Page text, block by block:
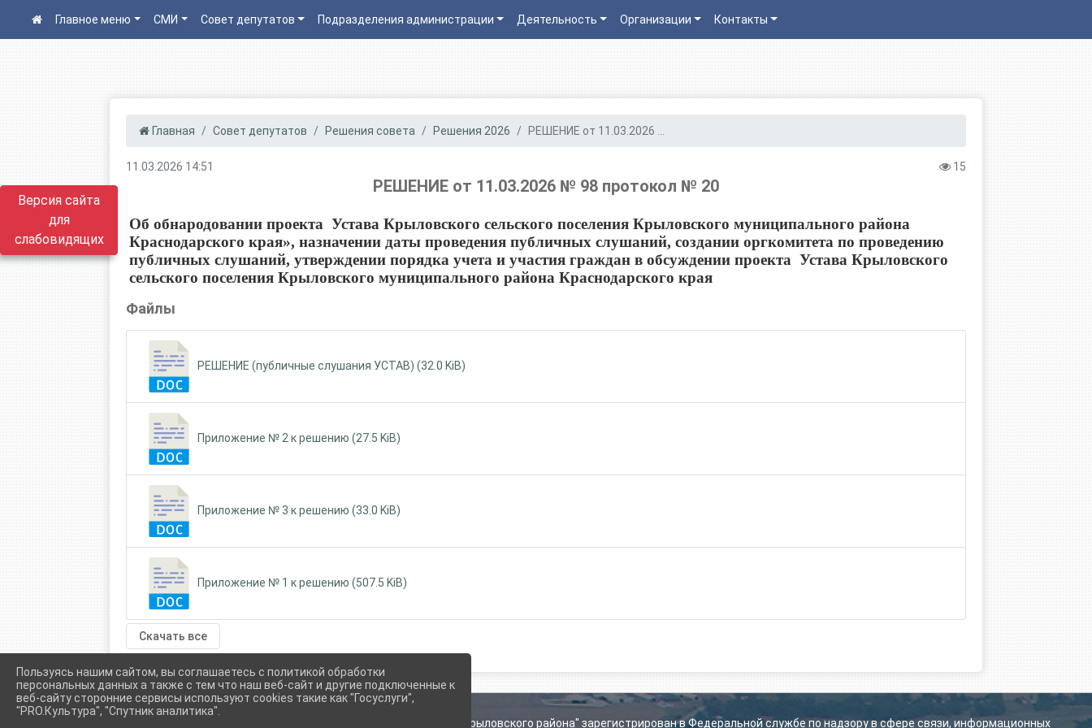
Версия сайта
для
слабовидящих
Главное меню СМИ Совет депутатов Подразделения администрации Деятельность Организации Контакты
Главная Совет депутатов Решения совета Решения 2026 РЕШЕНИЕ от 11.03.2026 ...
11.03.2026 14:51 15
РЕШЕНИЕ от 11.03.2026 № 98 протокол № 20
Об обнародовании проекта Устава Крыловского сельского поселения Крыловского муниципального района
Краснодарского края», назначении даты проведения публичных слушаний, создании оргкомитета по проведению
публичных слушаний, утверждении порядка учета и участия граждан в обсуждении проекта Устава Крыловского
сельского поселения Крыловского муниципального района Краснодарского края
Файлы
РЕШЕНИЕ (публичные слушания УСТАВ) (32.0 KiB)
Приложение № 2 к решению (27.5 KiB)
Приложение № 3 к решению (33.0 KiB)
Приложение № 1 к решению (507.5 KiB)
Скачать все
Сетевое издание (сайт) "Администрации Крыловского сельского поселения Крыловского района" зарегистрирован в Федеральной службе по надзору в сфере связи, информационных
Пользуясь нашим сайтом, вы соглашаетесь с политикой обработки
персональных данных а также с тем что наш веб-сайт и другие подключенные к
веб-сайту сторонние сервисы используют cookies такие как "Госуслуги",
"PRO.Культура", "Спутник аналитика".